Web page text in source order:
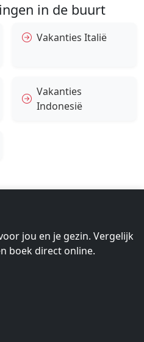
in de buurt
Vakanties Italië
Vakanties
Indonesië
jou en je gezin. Vergelijk
boek direct online.